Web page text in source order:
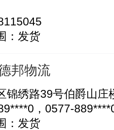
：发货
邦物流
锦绣路39号伯爵山庄
，0577-
：发货